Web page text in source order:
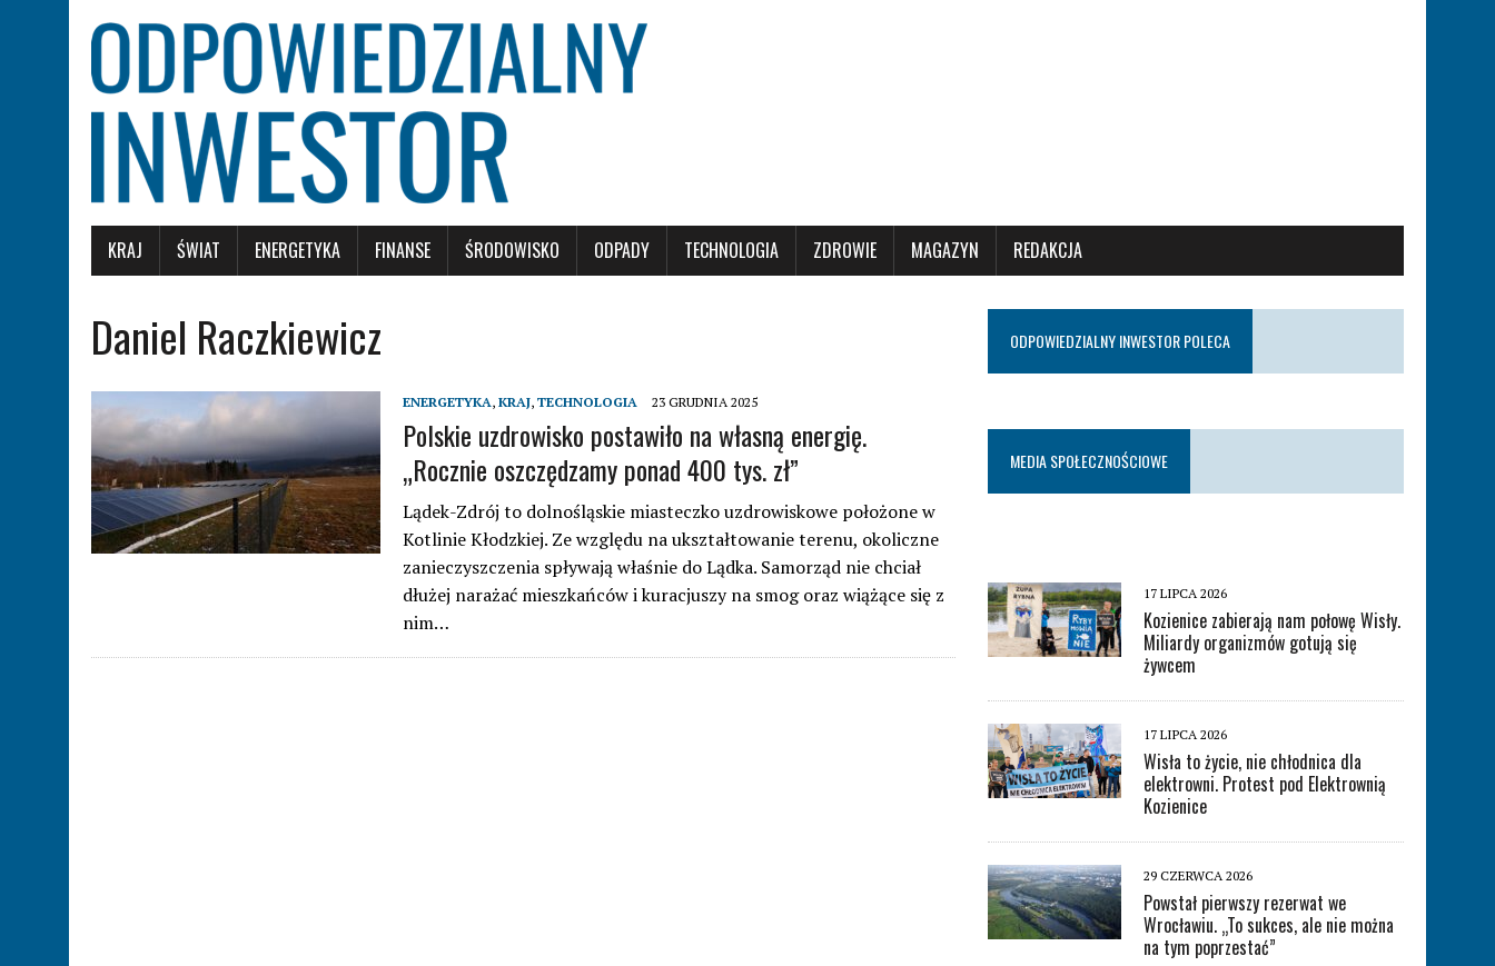
KRAJ ŚWIAT ENERGETYKA FINANSE ŚRODOWISKO ODPADY TECHNOLOGIA ZDROWIE MAGAZYN REDAKCJA
Daniel Raczkiewicz
ENERGETYKA, KRAJ, TECHNOLOGIA 23 GRUDNIA 2025
Polskie uzdrowisko postawiło na własną energię.
„Rocznie oszczędzamy ponad 400 tys. zł”
Lądek-Zdrój to dolnośląskie miasteczko uzdrowiskowe położone w
Kotlinie Kłodzkiej. Ze względu na ukształtowanie terenu, okoliczne
zanieczyszczenia spływają właśnie do Lądka. Samorząd nie chciał
dłużej narażać mieszkańców i kuracjuszy na smog oraz wiążące się z
nim…
ODPOWIEDZIALNY INWESTOR POLECA
MEDIA SPOŁECZNOŚCIOWE
17 LIPCA 2026
Kozienice zabierają nam połowę Wisły.
Miliardy organizmów gotują się
żywcem
17 LIPCA 2026
Wisła to życie, nie chłodnica dla
elektrowni. Protest pod Elektrownią
Kozienice
29 CZERWCA 2026
Powstał pierwszy rezerwat we
Wrocławiu. „To sukces, ale nie można
na tym poprzestać”